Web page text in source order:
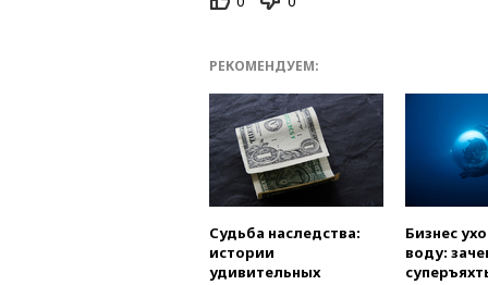
РЕКОМЕНДУЕМ:
Судьба наследства:
истории
удивительных
Бизнес
воду: